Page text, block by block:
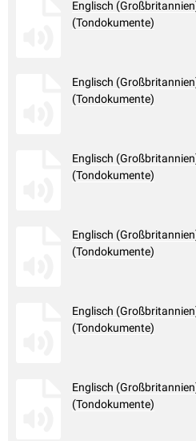
Englisch
(Tondokumente)
Englisch
(Tondokumente)
Englisch
(Tondokumente)
Englisch
(Tondokumente)
Englisch
(Tondokumente)
Englisch
(Tondokumente)